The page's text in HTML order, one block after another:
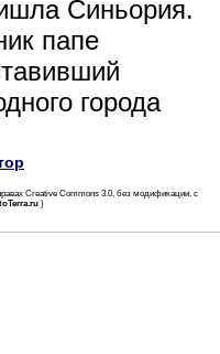
Синьория.
папе
города
Creative Commons 3.0, без модификации, с
)